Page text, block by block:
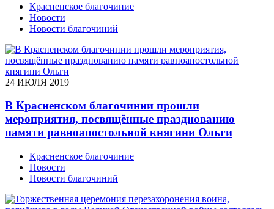
Красненское благочиние
Новости
Новости благочиний
24 ИЮЛЯ 2019
В Красненском благочинии прошли
мероприятия, посвящённые празднованию
памяти равноапостольной княгини Ольги
Красненское благочиние
Новости
Новости благочиний